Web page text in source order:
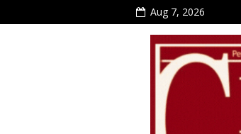
Aug 7, 2026